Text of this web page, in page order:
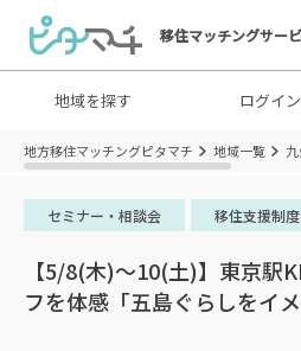
移住マッチングサー
地域を探す ログイン
地方移住マッチングピタマチ 地域一覧
セミナー・相談会 移住支援制度
【5/8(木)～10(土)】東京駅
フを体感「五島ぐらしをイ